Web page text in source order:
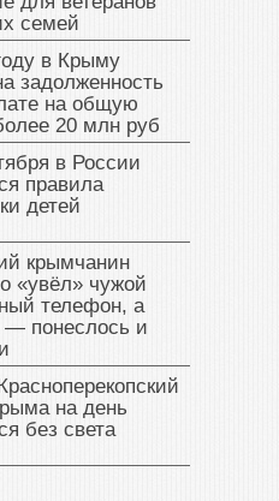
семей
в Крыму
задолженность
на общую
20 млн руб
в России
правила
детей
крымчанин
«увёл» чужой
телефон, а
понеслось и
на день
без света